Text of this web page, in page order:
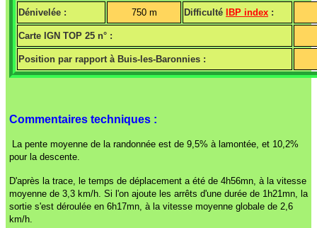
Dénivelée : 750 m Difficulté IBP index :
Carte IGN TOP 25 n° :
Position par rapport à Buis-les-Baronnies :
Commentaires techniques :
La pente moyenne de la randonnée est de 9,5% à lamontée, et 10,2%
pour la descente.
D'après la trace, le temps de déplacement a été de 4h56mn, à la vitesse
moyenne de 3,3 km/h. Si l'on ajoute les arrêts d'une durée de 1h21mn, la
sortie s'est déroulée en 6h17mn, à la vitesse moyenne globale de 2,6
km/h.